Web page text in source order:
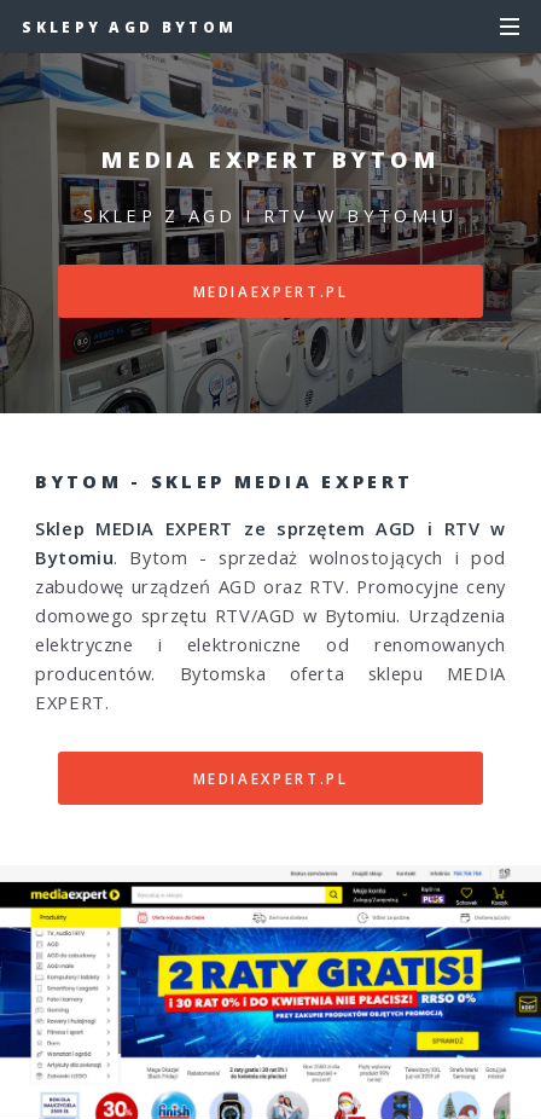
SKLEPY AGD BYTOM
MEDIA EXPERT BYTOM
SKLEP Z AGD I RTV W BYTOMIU
MEDIAEXPERT.PL
BYTOM - SKLEP MEDIA EXPERT
Sklep MEDIA EXPERT ze sprzętem AGD i RTV w
Bytomiu. Bytom - sprzedaż wolnostojących i pod
zabudowę urządzeń AGD oraz RTV. Promocyjne ceny
domowego sprzętu RTV/AGD w Bytomiu. Urządzenia
elektryczne i elektroniczne od renomowanych
producentów. Bytomska oferta sklepu MEDIA
EXPERT.
MEDIAEXPERT.PL